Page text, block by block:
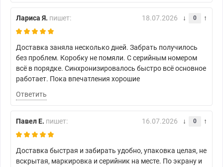
Лариса Я. пишет: 18.07.2026 0
Доставка заняла несколько дней. Забрать получилось
без проблем. Коробку не помяли. С серийным номером
всё в порядке. Синхронизировалось быстро всё основное
работает. Пока впечатления хорошие
Ответить
Павел Е. пишет: 16.07.2026 0
Доставка быстрая и забирать удобно, упаковка целая, не
вскрытая, маркировка и серийник на месте. По экрану и